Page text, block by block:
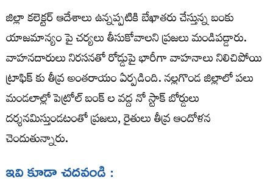
జిల్లా కలెక్టర్ ఆదేశాలు ఉన్నప్పటికి బేఖాతరు చేస్తున్న బంకు
యాజమాన్యం పై చర్యలు తీసుకోవాలని ప్రజలు మండిపడ్డారు.
వాహనదారులు నిరసనతో రోడ్డుపై భారీగా వాహనాలు నిలిచిపోయి
ట్రాఫిక్ కు తీవ్ర అంతరాయం ఏర్పడింది. నల్లగొండ జిల్లాలో పలు
మండలాల్లో పెట్రోల్ బంక్ ల వద్ద నో స్టాక్ బోర్డులు
దర్శనమిస్తుండటంతో ప్రజలు, రైతులు తీవ్ర ఆందోళన
చెందుతున్నారు.
ఇవి కూడా చదవండి :